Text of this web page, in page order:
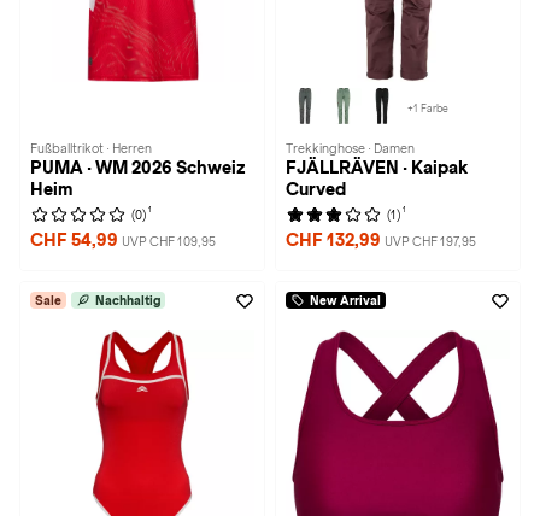
Fußballtrikot · Herren
PUMA · WM 2026 Schweiz
Heim
(0) 1
CHF 54,99 UVP CHF 109,95
+1 Farbe
Trekkinghose · Damen
FJÄLLRÄVEN · Kaipak
Curved
(1) 1
CHF 132,99 UVP CHF 197,95
Sale Nachhaltig New Arrival